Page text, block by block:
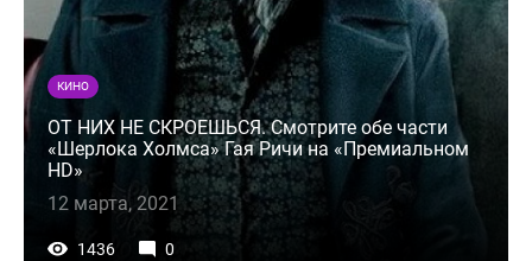
КИНО
ОТ НИХ НЕ СКРОЕШЬСЯ. Смотрите обе части
«Шерлока Холмса» Гая Ричи на «Премиальном
HD»
12 марта, 2021
1436 0